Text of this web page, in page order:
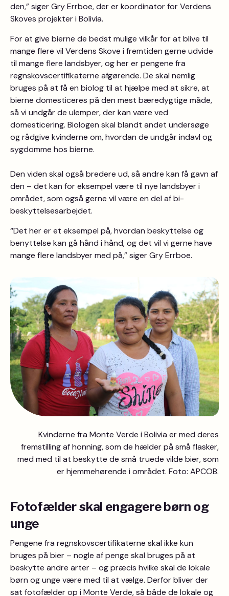
den,” siger Gry Errboe, der er koordinator for Verdens
Skoves projekter i Bolivia.
For at give bierne de bedst mulige vilkår for at blive til
mange flere vil Verdens Skove i fremtiden gerne udvide
til mange flere landsbyer, og her er pengene fra
regnskovscertifikaterne afgørende. De skal nemlig
bruges på at få en biolog til at hjælpe med at sikre, at
bierne domesticeres på den mest bæredygtige måde,
så vi undgår de ulemper, der kan være ved
domesticering. Biologen skal blandt andet undersøge
og rådgive kvinderne om, hvordan de undgår indavl og
sygdomme hos bierne.
Den viden skal også bredere ud, så andre kan få gavn af
den – det kan for eksempel være til nye landsbyer i
området, som også gerne vil være en del af bi-
beskyttelsesarbejdet.
“Det her er et eksempel på, hvordan beskyttelse og
benyttelse kan gå hånd i hånd, og det vil vi gerne have
mange flere landsbyer med på,” siger Gry Errboe.
Kvinderne fra Monte Verde i Bolivia er med deres
fremstilling af honning, som de hælder på små flasker,
med med til at beskytte de små truede vilde bier, som
er hjemmehørende i området. Foto: APCOB.
Fotofælder skal engagere børn og
unge
Pengene fra regnskovscertifikaterne skal ikke kun
bruges på bier – nogle af penge skal bruges på at
beskytte andre arter – og præcis hvilke skal de lokale
børn og unge være med til at vælge. Derfor bliver der
sat fotofælder op i Monte Verde, så både de lokale og